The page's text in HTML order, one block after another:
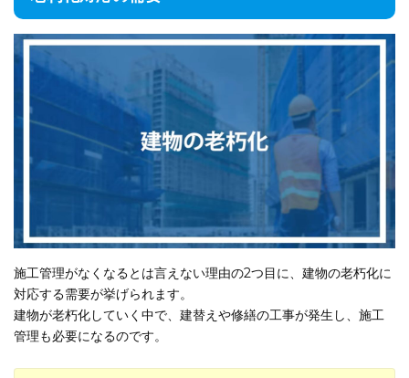
施工管理がなくなるとは言えない理由の2つ目に、建物の老朽化に
対応する需要が挙げられます。
建物が老朽化していく中で、建替えや修繕の工事が発生し、施工
管理も必要になるのです。